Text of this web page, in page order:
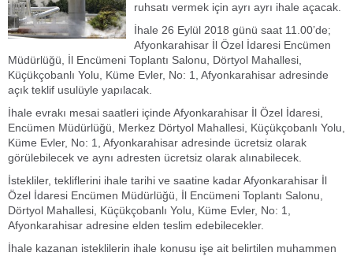
ruhsatı vermek için ayrı ayrı ihale açacak.
İhale 26 Eylül 2018 günü saat 11.00’de;
Afyonkarahisar İl Özel İdaresi Encümen
Müdürlüğü, İl Encümeni Toplantı Salonu, Dörtyol Mahallesi,
Küçükçobanlı Yolu, Küme Evler, No: 1, Afyonkarahisar adresinde
açık teklif usulüyle yapılacak.
İhale evrakı mesai saatleri içinde Afyonkarahisar İl Özel İdaresi,
Encümen Müdürlüğü, Merkez Dörtyol Mahallesi, Küçükçobanlı Yolu,
Küme Evler, No: 1, Afyonkarahisar adresinde ücretsiz olarak
görülebilecek ve aynı adresten ücretsiz olarak alınabilecek.
İstekliler, tekliflerini ihale tarihi ve saatine kadar Afyonkarahisar İl
Özel İdaresi Encümen Müdürlüğü, İl Encümeni Toplantı Salonu,
Dörtyol Mahallesi, Küçükçobanlı Yolu, Küme Evler, No: 1,
Afyonkarahisar adresine elden teslim edebilecekler.
İhale kazanan isteklilerin ihale konusu işe ait belirtilen muhammen